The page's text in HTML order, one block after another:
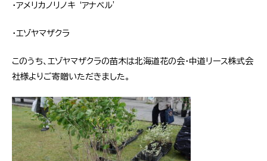
・アメリカノリノキ ‘アナベル’
・エゾヤマザクラ
このうち、エゾヤマザクラの苗木は北海道花の会・中道リース株式会
社様よりご寄贈いただきました。